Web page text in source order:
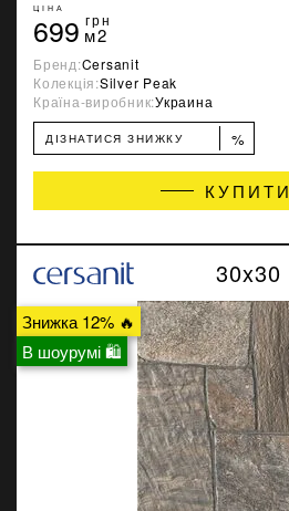
ЦІНА
699 грн
м2
Бренд:Cersanit
Колекція:Silver Peak
Країна-виробник:Украина
ДІЗНАТИСЯ ЗНИЖКУ %
КУПИТИ
Знижка 12% 🔥
В шоурумі 🛍
30x30